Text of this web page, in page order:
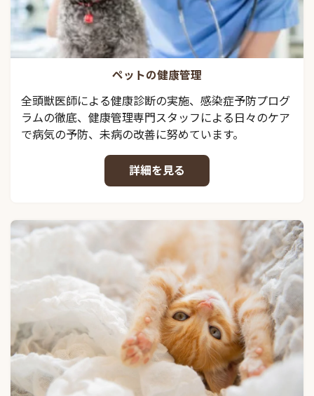
ペットの健康管理
全頭獣医師による健康診断の実施、感染症予防プログ
ラムの徹底、健康管理専門スタッフによる日々のケア
で病気の予防、未病の改善に努めています。
詳細を見る